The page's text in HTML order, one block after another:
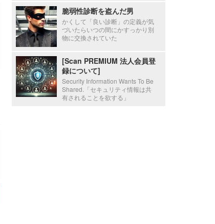
脆弱性診断を盗んだ男
かくして「良い診断」の定義が気
づいたらいつの間にかすっかり別
物に交換されていた
[Scan PREMIUM 法人会員登
録について]
Security Information Wants To Be
Shared.「セキュリティ情報は共
有されることを欲する」